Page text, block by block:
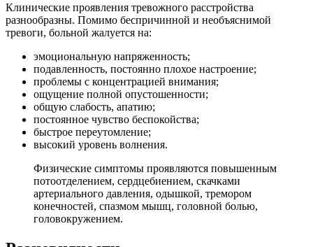
Клинические проявления тревожного расстройства
разнообразны. Помимо беспричинной и необъяснимой
тревоги, больной жалуется на:
эмоциональную напряженность;
подавленность, постоянно плохое настроение;
проблемы с концентрацией внимания;
ощущение полной опустошенности;
общую слабость, апатию;
постоянное чувство беспокойства;
быстрое переутомление;
высокий уровень волнения.
Физические симптомы проявляются повышенным
потоотделением, сердцебиением, скачками
артериального давления, одышкой, тремором
конечностей, спазмом мышц, головной болью,
головокружением.